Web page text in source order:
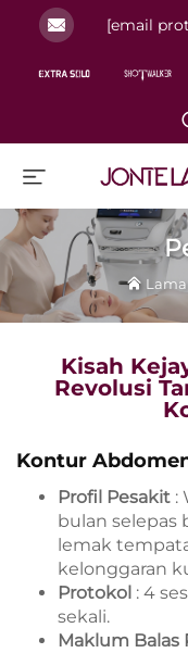
[email
Kisah
Revolusi
Kontur
Profil Pesakit :
bulan selepas
lemak
kelonggaran
Protokol : 4
sekali.
Maklum Balas